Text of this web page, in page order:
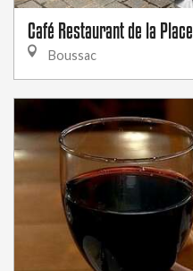
Café Restaurant de la Place
Boussac